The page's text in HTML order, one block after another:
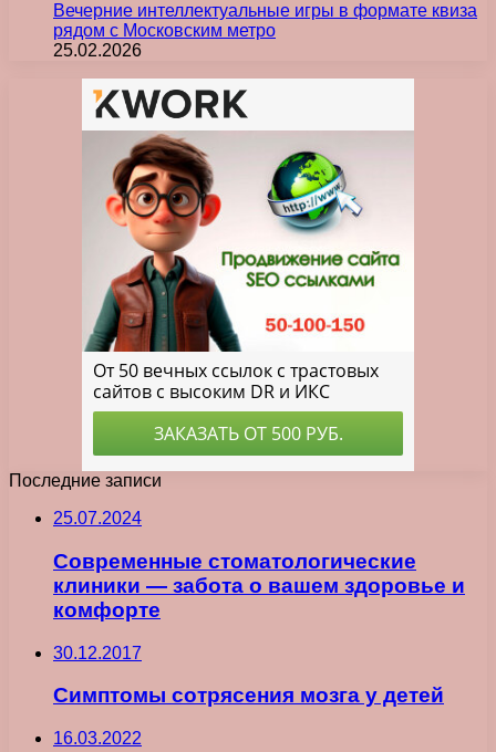
Вечерние интеллектуальные игры в формате квиза
рядом с Московским метро
25.02.2026
Последние записи
25.07.2024
Современные стоматологические
клиники — забота о вашем здоровье и
комфорте
30.12.2017
Симптомы сотрясения мозга у детей
16.03.2022